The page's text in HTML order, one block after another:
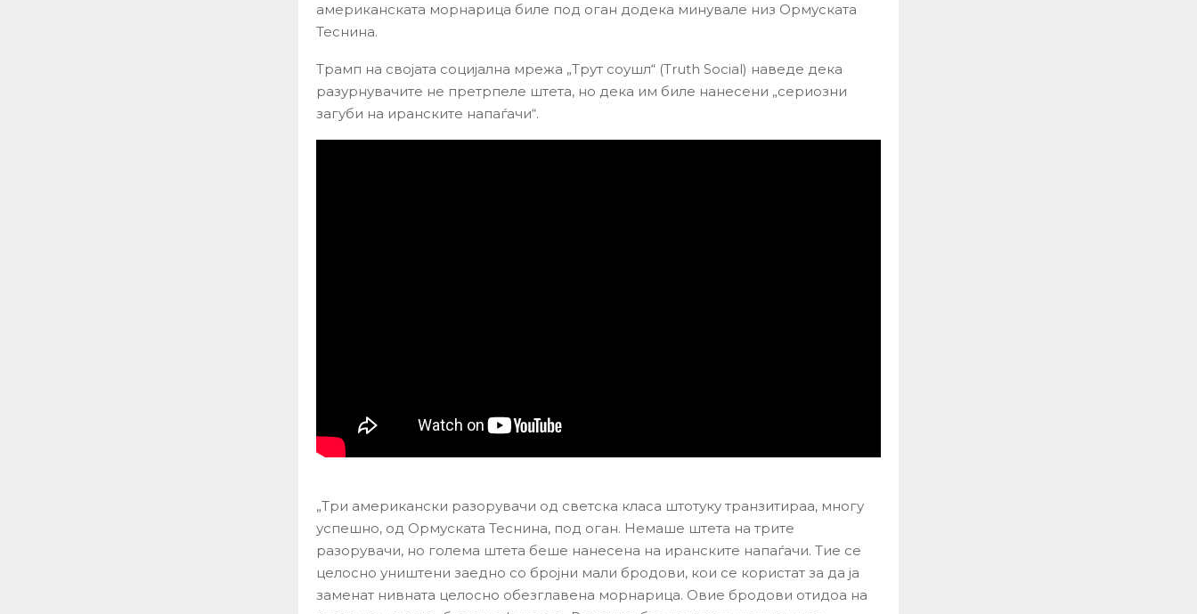
американската морнарица биле под оган додека минувале низ Ормуската
Теснина.
Трамп на својата социјална мрежа „Трут соушл“ (Truth Social) наведе дека
разурнувачите не претрпеле штета, но дека им биле нанесени „сериозни
загуби на иранските напаѓачи“.
„Три американски разорувачи од светска класа штотуку транзитираа, многу
успешно, од Ормуската Теснина, под оган. Немаше штета на трите
разорувачи, но голема штета беше нанесена на иранските напаѓачи. Тие се
целосно уништени заедно со бројни мали бродови, кои се користат за да ја
заменат нивната целосно обезглавена морнарица. Овие бродови отидоа на